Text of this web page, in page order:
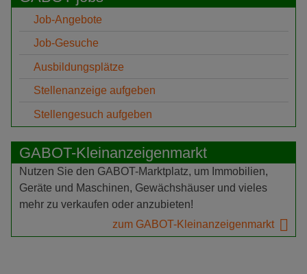
Job-Angebote
Job-Gesuche
Ausbildungsplätze
Stellenanzeige aufgeben
Stellengesuch aufgeben
GABOT-Kleinanzeigenmarkt
Nutzen Sie den GABOT-Marktplatz, um Immobilien,
Geräte und Maschinen, Gewächshäuser und vieles
mehr zu verkaufen oder anzubieten!
zum GABOT-Kleinanzeigenmarkt